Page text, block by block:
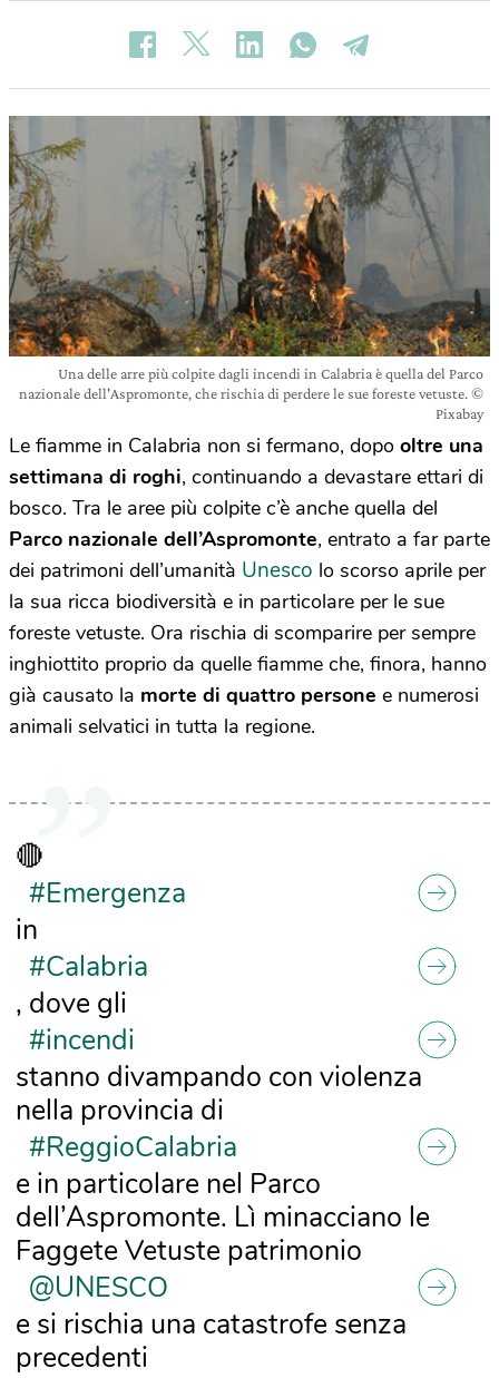
Una delle arre più colpite dagli incendi in Calabria è quella del Parco
nazionale dell'Aspromonte, che rischia di perdere le sue foreste vetuste. ©
Pixabay
Le fiamme in Calabria non si fermano, dopo oltre una
settimana di roghi, continuando a devastare ettari di
bosco. Tra le aree più colpite c’è anche quella del
Parco nazionale dell’Aspromonte, entrato a far parte
dei patrimoni dell’umanità Unesco lo scorso aprile per
la sua ricca biodiversità e in particolare per le sue
foreste vetuste. Ora rischia di scomparire per sempre
inghiottito proprio da quelle fiamme che, finora, hanno
già causato la morte di quattro persone e numerosi
animali selvatici in tutta la regione.
🔴
#Emergenza
in
#Calabria
, dove gli
#incendi
stanno divampando con violenza
nella provincia di
#ReggioCalabria
e in particolare nel Parco
dell’Aspromonte. Lì minacciano le
Faggete Vetuste patrimonio
@UNESCO
e si rischia una catastrofe senza
precedenti